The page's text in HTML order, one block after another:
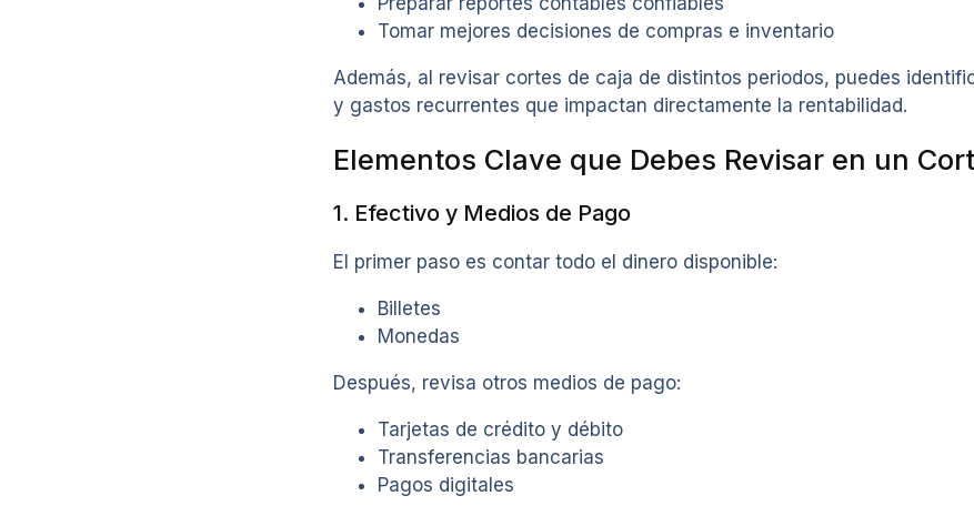
Tomar mejores decisiones de compras e inventario
Además, al revisar cortes de caja de distintos periodos, puedes
y gastos recurrentes que impactan directamente la rentabilidad.
Elementos Clave que Debes Revisar en un
1. Efectivo y Medios de Pago
El primer paso es contar todo el dinero disponible:
Billetes
Monedas
Después, revisa otros medios de pago:
Tarjetas de crédito y débito
Transferencias bancarias
Pagos digitales